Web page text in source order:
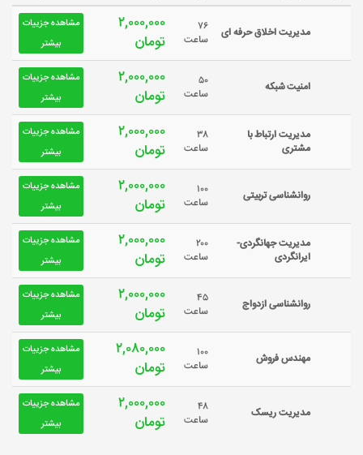
مدیریت اخلاق حرفه ای
۷۶
ساعت
۲,۰۰۰,۰۰۰
تومان
مشاهده جزییات
بیشتر
امنیت شبکه
۵۰
ساعت
۲,۰۰۰,۰۰۰
تومان
مشاهده جزییات
بیشتر
مدیریت ارتباط با
مشتری
۳۸
ساعت
۲,۰۰۰,۰۰۰
تومان
مشاهده جزییات
بیشتر
روانشناسی تربیتی
۱۰۰
ساعت
۲,۰۰۰,۰۰۰
تومان
مشاهده جزییات
بیشتر
مدیریت جهانگردی-
ایرانگردی
۲۰۰
ساعت
۲,۰۰۰,۰۰۰
تومان
مشاهده جزییات
بیشتر
روانشناسی ازدواج
۴۵
ساعت
۲,۰۰۰,۰۰۰
تومان
مشاهده جزییات
بیشتر
مهندس فروش
۱۰۰
ساعت
۲,۰۸۰,۰۰۰
تومان
مشاهده جزییات
بیشتر
مدیریت ریسک
۴۸
ساعت
۲,۰۰۰,۰۰۰
تومان
مشاهده جزییات
بیشتر